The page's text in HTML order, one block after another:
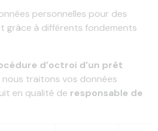
personnelles pour des
grâce à différents fondements
d’octroi d’un prêt
nous traitons vos données
en qualité de responsable de